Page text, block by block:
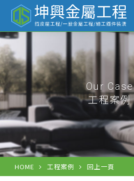
Our Case
工程案例
HOME 工程案例 回上一頁